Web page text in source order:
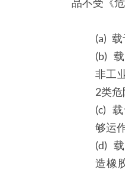
(a)
(b)
非工
2类危
(c)
够运
(d)
造橡